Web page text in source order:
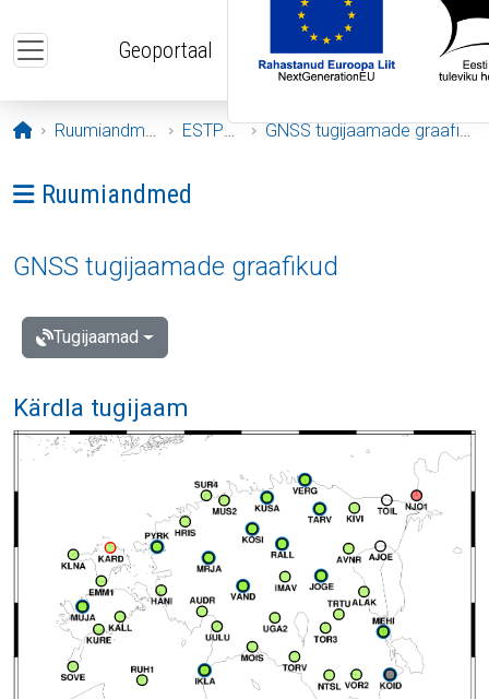
Geoportaal
Avaleht
Ruumiandmed ESTPOS GNSS tugijaamade graafikud
Ava menüü: Ruumiandmed
Ruumiandmed
GNSS tugijaamade graafikud
Tugijaamad
Kärdla tugijaam